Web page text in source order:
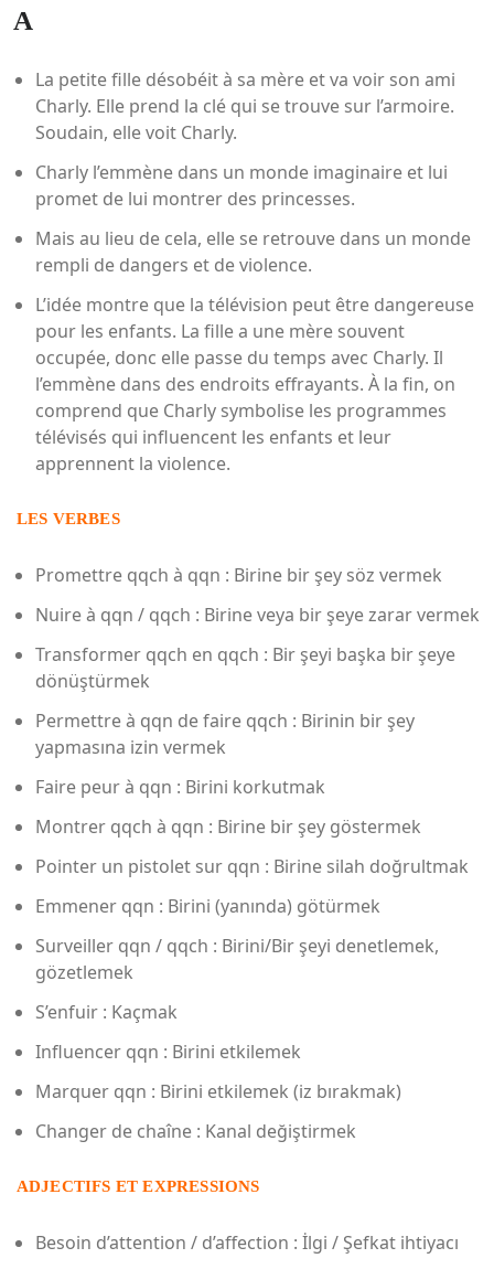
A
La petite fille désobéit à sa mère et va voir son ami
Charly. Elle prend la clé qui se trouve sur l’armoire.
Soudain, elle voit Charly.
Charly l’emmène dans un monde imaginaire et lui
promet de lui montrer des princesses.
Mais au lieu de cela, elle se retrouve dans un monde
rempli de dangers et de violence.
L’idée montre que la télévision peut être dangereuse
pour les enfants. La fille a une mère souvent
occupée, donc elle passe du temps avec Charly. Il
l’emmène dans des endroits effrayants. À la fin, on
comprend que Charly symbolise les programmes
télévisés qui influencent les enfants et leur
apprennent la violence.
LES VERBES
Promettre qqch à qqn : Birine bir şey söz vermek
Nuire à qqn / qqch : Birine veya bir şeye zarar vermek
Transformer qqch en qqch : Bir şeyi başka bir şeye
dönüştürmek
Permettre à qqn de faire qqch : Birinin bir şey
yapmasına izin vermek
Faire peur à qqn : Birini korkutmak
Montrer qqch à qqn : Birine bir şey göstermek
Pointer un pistolet sur qqn : Birine silah doğrultmak
Emmener qqn : Birini (yanında) götürmek
Surveiller qqn / qqch : Birini/Bir şeyi denetlemek,
gözetlemek
S’enfuir : Kaçmak
Influencer qqn : Birini etkilemek
Marquer qqn : Birini etkilemek (iz bırakmak)
Changer de chaîne : Kanal değiştirmek
ADJECTIFS ET EXPRESSIONS
Besoin d’attention / d’affection : İlgi / Şefkat ihtiyacı